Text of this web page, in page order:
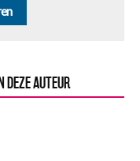
DEZE AUTEUR